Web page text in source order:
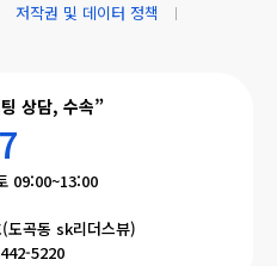
상담, 수속”
09:00~13:00
도곡동 sk리더스뷰)
5220
저작권 및 데이터 정책